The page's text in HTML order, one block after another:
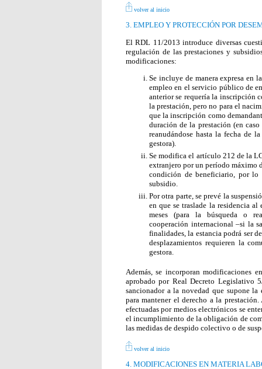
volver al inicio
3. EMPLEO Y PROTECCIÓN POR
El RDL 11/2013 introduce diversas
regulación de las prestaciones y
modificaciones:
Se incluye de manera expresa en
empleo en el servicio público de
anterior se requería la inscripción
la prestación, pero no para el
que la inscripción como
duración de la prestación (en
reanudándose hasta la fecha de
gestora).
Se modifica el artículo 212 de la
extranjero por un período máximo
condición de beneficiario, por lo
subsidio.
Por otra parte, se prevé la
en que se traslade la residencia
meses (para la búsqueda o
cooperación internacional –si la
finalidades, la estancia podrá ser
desplazamientos requieren la
gestora.
Además, se incorporan modificaciones
aprobado por Real Decreto Legislativo
sancionador a la novedad que supone
para mantener el derecho a la
efectuadas por medios electrónicos se
el incumplimiento de la obligación de
las medidas de despido colectivo o de
volver al inicio
4. MODIFICACIONES EN MATERIA